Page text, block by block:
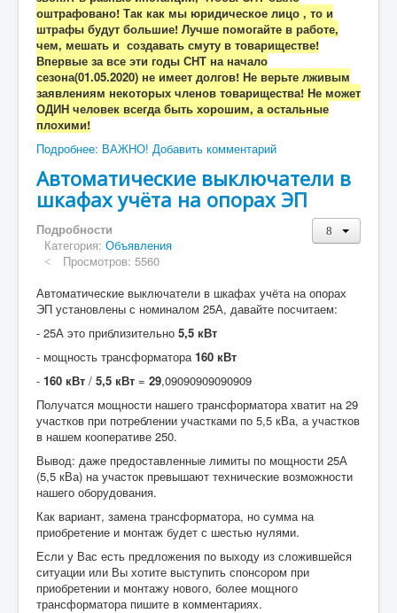
оштрафовано! Так как мы юридическое лицо , то и
штрафы будут большие! Лучше помогайте в работе,
чем, мешать и создавать смуту в товариществе!
Впервые за все эти годы СНТ на начало
сезона(01.05.2020) не имеет долгов! Не верьте лживым
заявлениям некоторых членов товарищества! Не может
ОДИН человек всегда быть хорошим, а остальные
плохими!
Подробнее: ВАЖНО! Добавить комментарий
Автоматические выключатели в
шкафах учёта на опорах ЭП
Подробности
Категория: Объявления
Просмотров: 5560
Автоматические выключатели в шкафах учёта на опорах
ЭП установлены с номиналом 25А, давайте посчитаем:
- 25А это приблизительно 5,5 кВт
- мощность трансформатора 160 кВт
- 160 кВт / 5,5 кВт = 29,09090909090909
Получатся мощности нашего трансформатора хватит на 29
участков при потреблении участками по 5,5 кВа, а участков
в нашем кооперативе 250.
Вывод: даже предоставленные лимиты по мощности 25А
(5,5 кВа) на участок превышают технические возможности
нашего оборудования.
Как вариант, замена трансформатора, но сумма на
приобретение и монтаж будет с шестью нулями.
Если у Вас есть предложения по выходу из сложившейся
ситуации или Вы хотите выступить спонсором при
приобретении и монтажу нового, более мощного
трансформатора пишите в комментариях.